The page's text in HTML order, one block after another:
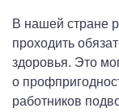
В нашей стране
проходить
здоровья. Это
о
работников